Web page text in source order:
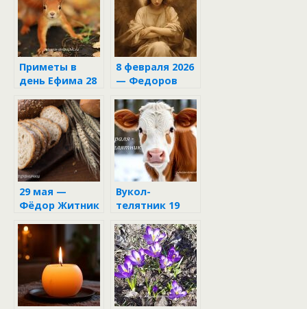
Приметы в
день Ефима 28
8 февраля 2026
— Федоров
нельзя делать,
чтобы не
потерять
удачу
29 мая —
Фёдор Житник
Вукол-
телятник 19
народные
приметы, что
нельзя делать
и что нужно
сделать в этот
день